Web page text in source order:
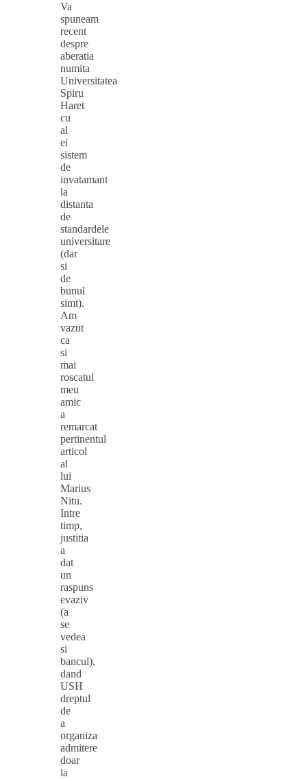
Va
spuneam
recent
despre
aberatia
numita
Universitatea
Spiru
Haret
cu
al
ei
sistem
de
invatamant
la
distanta
de
standardele
universitare
(dar
si
de
bunul
simt).
Am
vazut
ca
si
mai
roscatul
meu
amic
a
remarcat
pertinentul
articol
al
lui
Marius
Nitu.
Intre
timp,
justitia
a
dat
un
raspuns
evaziv
(a
se
vedea
si
bancul),
dand
USH
dreptul
de
a
organiza
admitere
doar
la